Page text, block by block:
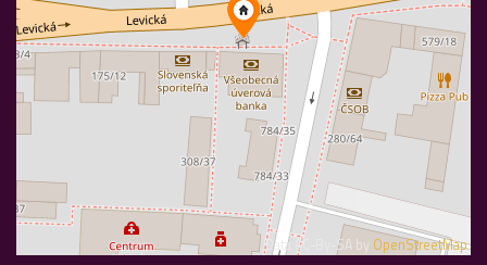
Data CC-By-SA by OpenStreetMap